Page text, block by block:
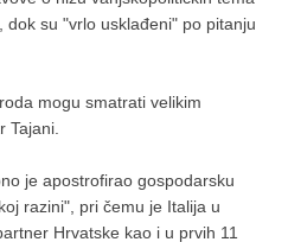
dok su "vrlo usklađeni" po pitanju
mogu smatrati velikim
Tajani.
je apostrofirao gospodarsku
razini", pri čemu je Italija u
Hrvatske kao i u prvih 11